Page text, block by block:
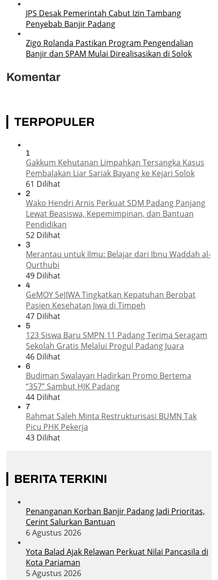
JPS Desak Pemerintah Cabut Izin Tambang
Penyebab Banjir Padang
Zigo Rolanda Pastikan Program Pengendalian
Banjir dan SPAM Mulai Direalisasikan di Solok
Komentar
TERPOPULER
1
Gakkum Kehutanan Limpahkan Tersangka Kasus
Pembalakan Liar Sariak Bayang ke Kejari Solok
61 Dilihat
2
Wako Hendri Arnis Perkuat SDM Padang Panjang
Lewat Beasiswa, Kepemimpinan, dan Bantuan
Pendidikan
52 Dilihat
3
Merantau untuk Ilmu: Belajar dari Ibnu Waddah al-
Qurthubi
49 Dilihat
4
GeMOY SeJIWA Tingkatkan Kepatuhan Berobat
Pasien Kesehatan Jiwa di Timpeh
47 Dilihat
5
123 Siswa Baru SMPN 11 Padang Terima Seragam
Sekolah Gratis Melalui Progul Padang Juara
46 Dilihat
6
Budiman Swalayan Hadirkan Promo Bertema
“357” Sambut HJK Padang
44 Dilihat
7
Rahmat Saleh Minta Restrukturisasi BUMN Tak
Picu PHK Pekerja
43 Dilihat
BERITA TERKINI
Penanganan Korban Banjir Padang Jadi Prioritas,
Cerint Salurkan Bantuan
6 Agustus 2026
Yota Balad Ajak Relawan Perkuat Nilai Pancasila di
Kota Pariaman
5 Agustus 2026